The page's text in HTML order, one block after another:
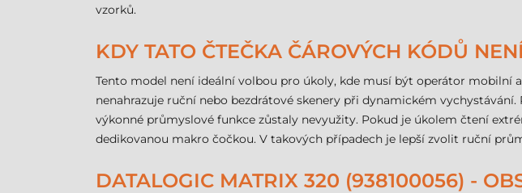
vzorků.
KDY TATO ČTEČKA ČÁROVÝCH KÓDŮ
Tento model není ideální volbou pro úkoly, kde musí být operátor mobilní
nenahrazuje ruční nebo bezdrátové skenery při dynamickém
výkonné průmyslové funkce zůstaly nevyužity. Pokud je úkolem čtení
dedikovanou makro čočkou. V takových případech je lepší zvolit ruční
DATALOGIC MATRIX 320 (938100056) -